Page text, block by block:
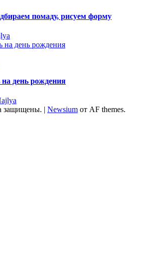
помаду, рисуем форму
день рождения
защищены. | Newsium от AF themes.